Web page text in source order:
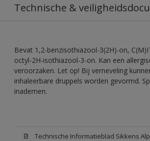
Technische &
Bevat 1,2-benzisothiazool-3(2H)-on,
octyl-2H-isothiazool-3-on. Kan een
veroorzaken. Let op! Bij verneveling
inhaleerbare druppels worden gevormd.
inademen.